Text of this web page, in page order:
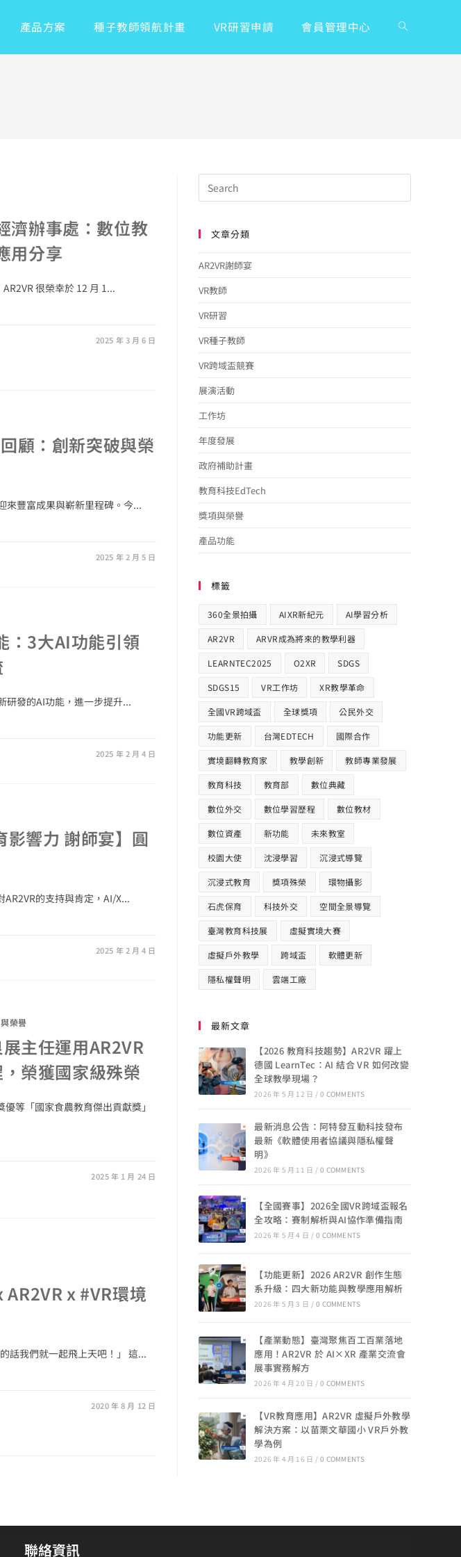
產品方案 種子教師領航計畫 VR研習申請 會員管理中心
濟辦事處：數位教
用分享
很榮幸於 12 月 1...
2025 年 3 月 6 日
顧：創新突破與榮
來豐富成果與嶄新里程碑。今...
2025 年 2 月 5 日
：3大AI功能引領
研發的AI功能，進一步提升...
2025 年 2 月 4 日
影響力 謝師宴】圓
的支持與肯定，AI/X...
2025 年 2 月 4 日
榮譽
主任運用AR2VR
榮獲國家級殊榮
等「國家食農教育傑出貢獻獎」
2025 年 1 月 24 日
AR2VR x #VR環境
話我們就一起飛上天吧！」 這...
2020 年 8 月 12 日
文章分類
AR2VR謝師宴
VR教師
VR研習
VR種子教師
VR跨域盃競賽
展演活動
工作坊
年度發展
政府補助計畫
教育科技EdTech
獎項與榮譽
產品功能
標籤
360全景拍攝 AIXR新紀元 AI學習分析
AR2VR ARVR成為將來的教學利器
LEARNTEC2025 O2XR SDGS
SDGS15 VR工作坊 XR教學革命
全國VR跨域盃 全球獎項 公民外交
功能更新 台灣EDTECH 國際合作​
實境翻轉教育家 教學創新 教師專業發展
教育科技 教育部 數位典藏
數位外交 數位學習歷程 數位教材
數位資產 新功能 未來教室
校園大使 沈浸學習 沉浸式導覽
沉浸式教育 獎項殊榮 環物攝影
石虎保育 科技外交 空間全景導覽
臺灣教育科技展 虛擬實境大賽
虛擬戶外教學 跨域盃 軟體更新
隱私權聲明 雲端工廠
最新文章
【2026 教育科技趨勢】AR2VR 躍上
德國 LearnTec：AI 結合 VR 如何改變
全球教學現場？
2026 年 5 月 12 日 / 0 COMMENTS
最新消息公告：阿特發互動科技發布
最新《軟體使用者協議與隱私權聲
明》
2026 年 5 月 11 日 / 0 COMMENTS
【全國賽事】2026全國VR跨域盃報名
全攻略：賽制解析與AI協作準備指南
2026 年 5 月 4 日 / 0 COMMENTS
【功能更新】2026 AR2VR 創作生態
系升級：四大新功能與教學應用解析
2026 年 5 月 3 日 / 0 COMMENTS
【產業動態】臺灣聚焦百工百業落地
應用！AR2VR 於 AI×XR 產業交流會
展事實務解方
2026 年 4 月 20 日 / 0 COMMENTS
【VR教育應用】AR2VR 虛擬戶外教學
解決方案：以苗栗文華國小 VR戶外教
學為例
2026 年 4 月 16 日 / 0 COMMENTS
聯絡資訊